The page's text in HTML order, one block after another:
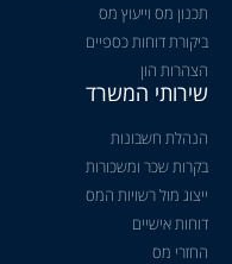
תכנון מס וייעוץ מס
ביקורת דוחות כספיים
הצהרות הון
שירותי המשרד
הנהלת חשבונות
בקרות שכר ומשכורות
ייצוג מול רשויות המס
דוחות אישיים
החזרי מס